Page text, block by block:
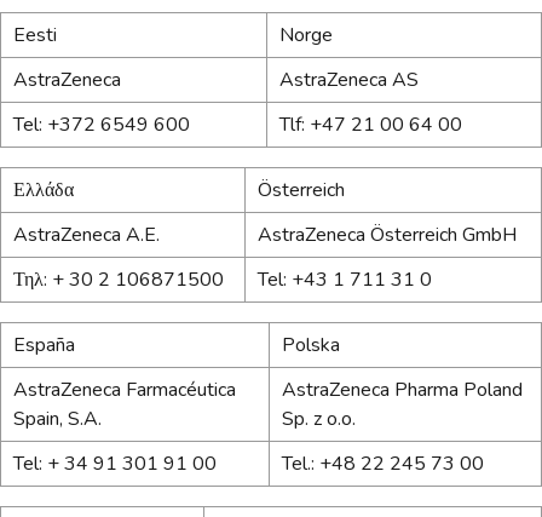
Eesti
Norge
AstraZeneca
AstraZeneca AS
Tel: +372 6549 600
Tlf: +47 21 00 64 00
Ελλάδα
Österreich
AstraZeneca A.E.
AstraZeneca Österreich GmbH
Τηλ: + 30 2 106871500
Tel: +43 1 711 31 0
España
Polska
AstraZeneca Farmacéutica
Spain, S.A.
AstraZeneca Pharma Poland
Sp. z o.o.
Tel: + 34 91 301 91 00
Tel.: +48 22 245 73 00